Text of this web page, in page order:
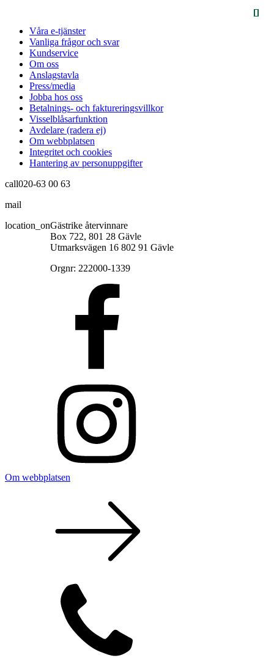
Våra e-tjänster
Vanliga frågor och svar
Kundservice
Om oss
Anslagstavla
Press/media
Jobba hos oss
Betalnings- och faktureringsvillkor
Visselblåsarfunktion
Avdelare (radera ej)
Om webbplatsen
Integritet och cookies
Hantering av personuppgifter
call020-63 00 63
mail
location_onGästrike återvinnare
Box 722, 801 28 Gävle
Utmarksvägen 16 802 91 Gävle
Orgnr: 222000-1339
Om webbplatsen